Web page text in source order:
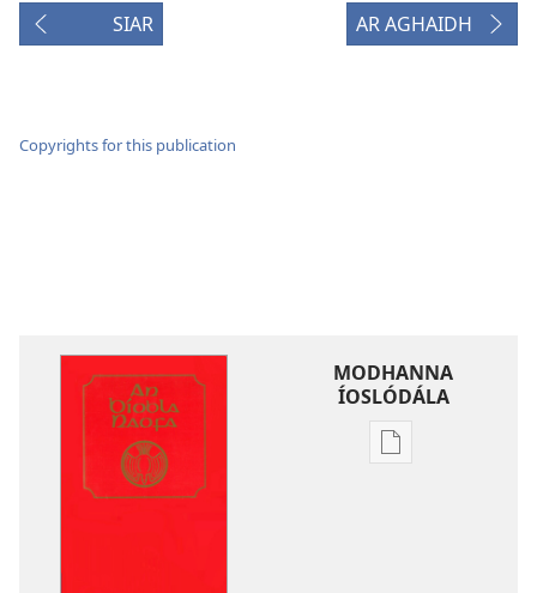
SIAR AR AGHAIDH
Copyrights for this publication
MODHANNA
ÍOSLÓDÁLA
Modhanna